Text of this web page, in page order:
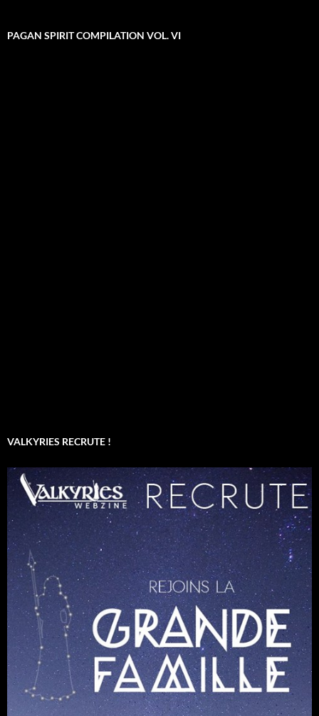
PAGAN SPIRIT COMPILATION VOL. VI
VALKYRIES RECRUTE !